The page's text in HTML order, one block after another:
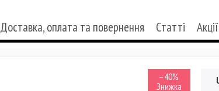
Доставка, оплата та повернення Статті
–40%